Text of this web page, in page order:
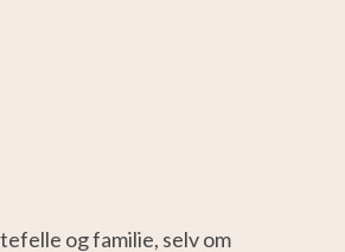
og familie, selv om